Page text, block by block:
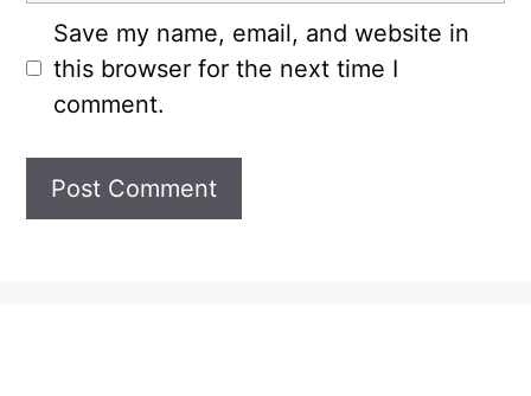
Save my name, email, and website in
this browser for the next time I
comment.